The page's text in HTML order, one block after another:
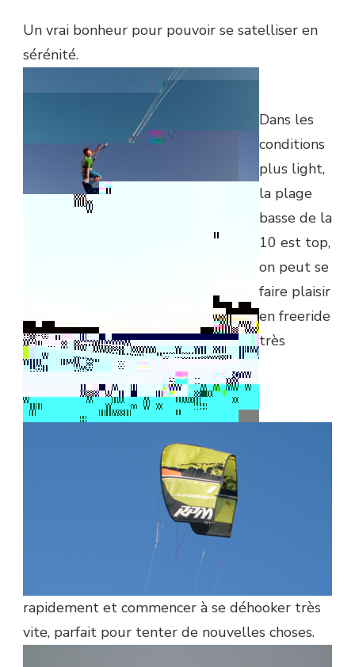
Un vrai bonheur pour pouvoir se satelliser en
sérénité.
Dans les
conditions
plus light,
la plage
basse de la
10 est top,
on peut se
faire plaisir
en freeride
très
rapidement et commencer à se déhooker très
vite, parfait pour tenter de nouvelles choses.